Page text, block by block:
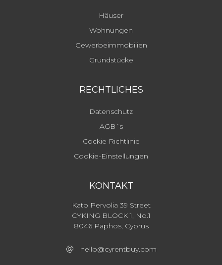
Häuser
Wohnungen
Gewerbeimmobilien
Grundstücke
RECHTLICHES
Datenschutz
AGB´s
Cockie Richtlinie
Cookie-Einstellungen
KONTAKT
Kato Pervolia 39 Street
CYKING BLOCK 1, No.1
8046 Paphos, Cyprus
hello@cyrentbuy.com